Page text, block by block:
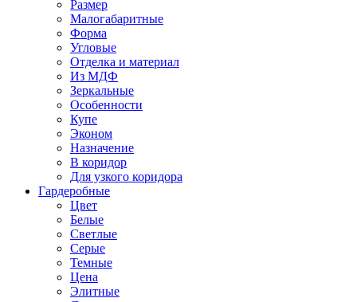
Размер
Малогабаритные
Форма
Угловые
Отделка и материал
Из МДФ
Зеркальные
Особенности
Купе
Эконом
Назначение
В коридор
Для узкого коридора
Гардеробные
Цвет
Белые
Светлые
Серые
Темные
Цена
Элитные